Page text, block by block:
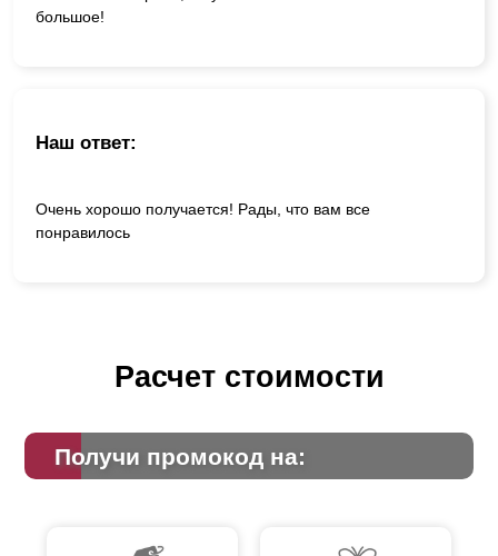
большое!
Наш ответ:
Очень хорошо получается! Рады, что вам все
понравилось
Расчет стоимости
Получи промокод на: